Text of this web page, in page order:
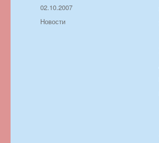
Автор
Опубликовано
02.10.2007
Рубрики
Новости